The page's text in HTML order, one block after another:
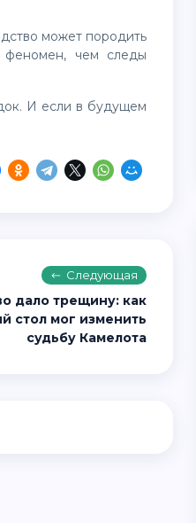
феномен, чем следы
Следующая
дало трещину: как
стол мог изменить
судьбу Камелота